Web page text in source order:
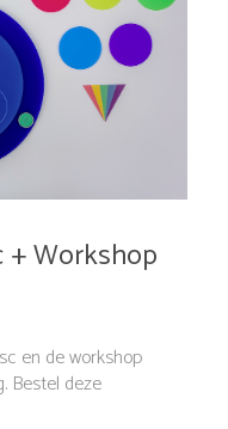
+ Workshop
en de workshop
Bestel deze